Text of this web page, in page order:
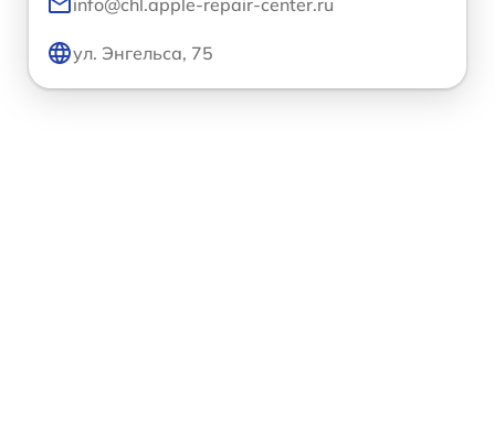
info@chl.apple-repair-center.ru
ул. Энгельса, 75